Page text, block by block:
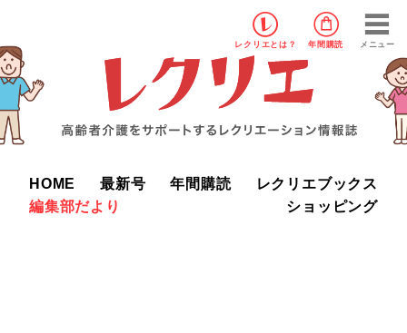
レクリエ とは？ 年間購読 メニュー
HOME 最新号 年間購読
レクリエブックス
編集部だより
ショッピング